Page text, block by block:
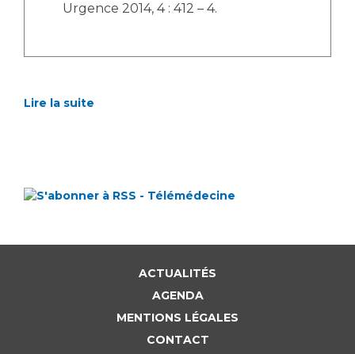
Urgence 2014, 4 : 412 – 4.
Lire la suite
ACTUALITÉS
AGENDA
MENTIONS LÉGALES
CONTACT